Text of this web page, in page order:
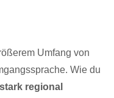
Umfang von
Wie du
stark regional